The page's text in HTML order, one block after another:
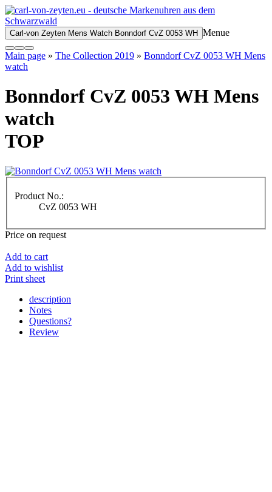
Carl-von Zeyten Mens Watch Bonndorf CvZ 0053 WH Menue
Main page » The Collection 2019 » Bonndorf CvZ 0053 WH Mens
watch
Bonndorf CvZ 0053 WH Mens
watch
TOP
Product No.:
CvZ 0053 WH
Price on request
Add to cart
Add to wishlist
Print sheet
description
Notes
Questions?
Review